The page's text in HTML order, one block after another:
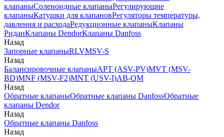
клапаныСоленоидные клапаныРегулирующие
клапаныКатушки для клапановРегуляторы температуры,
давления и расходаРедукционные клапаныКлапаны
РиданКлапаны DendorКлапаны Danfoss
Назад
Запорные клапаныRLVMSV-S
Назад
Балансировочные клапаныAPT (ASV-PV)MVT (MSV-
BD)MNF (MSV-F2)MNT (USV-I)AB-QM
Назад
Обратные клапаныОбратные клапаны DanfossОбратные
клапаны Dendor
Назад
Обратные клапаны Danfoss
Назад